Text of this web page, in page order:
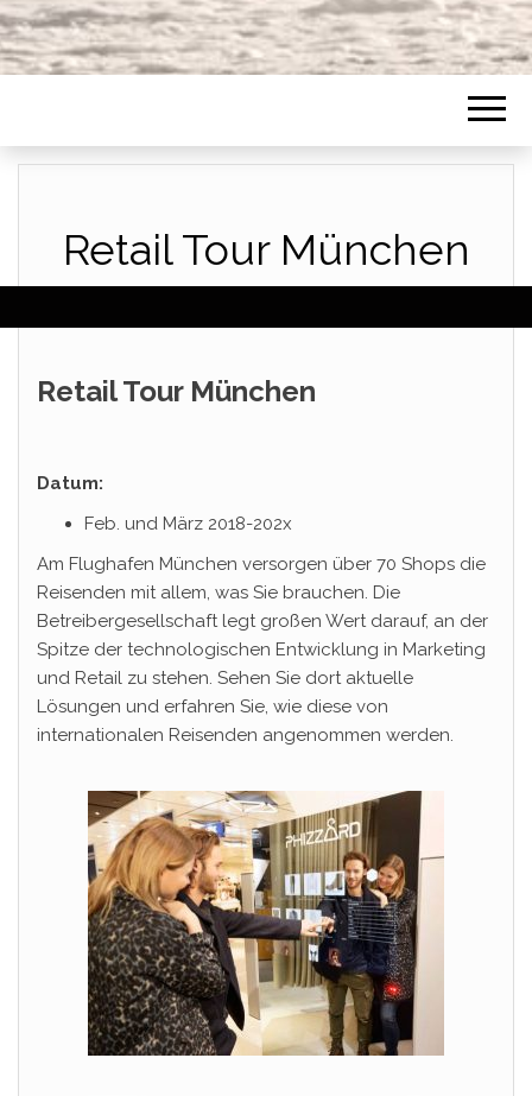
Retail Tour München
Retail Tour München
Datum:
Feb. und März 2018-202x
Am Flughafen München versorgen über 70 Shops die
Reisenden mit allem, was Sie brauchen. Die
Betreibergesellschaft legt großen Wert darauf, an der
Spitze der technologischen Entwicklung in Marketing
und Retail zu stehen. Sehen Sie dort aktuelle
Lösungen und erfahren Sie, wie diese von
internationalen Reisenden angenommen werden.